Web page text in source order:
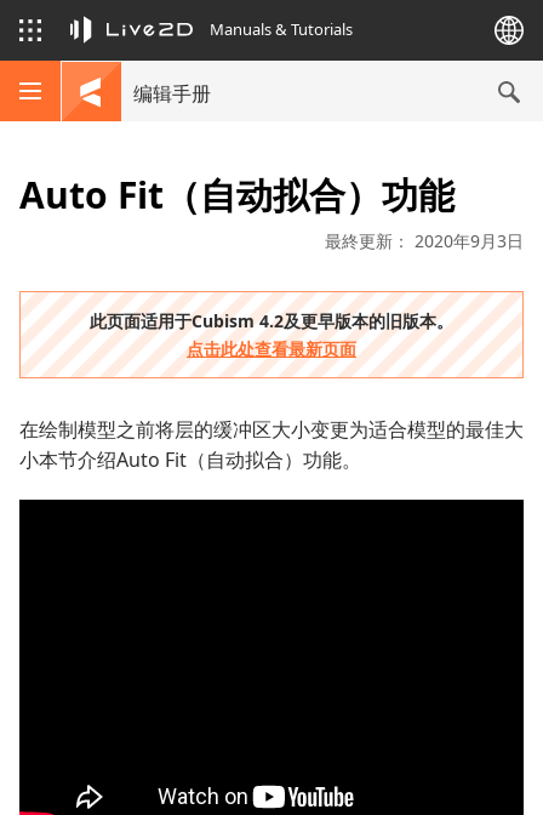
Manuals & Tutorials
编辑手册
Auto Fit（自动拟合）功能
最終更新： 2020年9月3日
此页面适用于Cubism 4.2及更早版本的旧版本。
点击此处查看最新页面
在绘制模型之前将层的缓冲区大小变更为适合模型的最佳大
小本节介绍Auto Fit（自动拟合）功能。